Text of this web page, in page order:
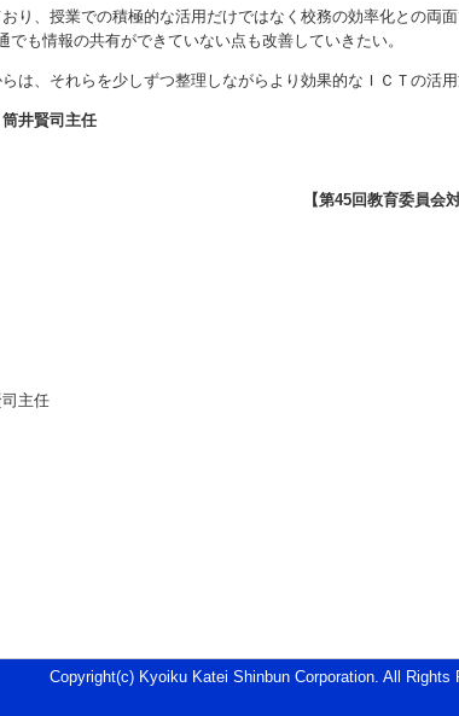
り、授業での積極的な活用だけではなく校務の効率化との両
も情報の共有ができていない点も改善していきたい。
は、それらを少しずつ整理しながらより効果的なＩＣＴの活用
井賢司主任
【第45回教育委員会
主任
Copyright(c) Kyoiku Katei Shinbun Corporation. All Rights